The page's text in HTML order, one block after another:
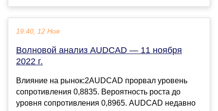
19:40, 12 Ноя
Волновой анализ AUDCAD — 11 ноября
2022 г.
Влияние на рынок:2AUDCAD прорвал уровень
сопротивления 0,8835. Вероятность роста до
уровня сопротивления 0,8965. AUDCAD недавно